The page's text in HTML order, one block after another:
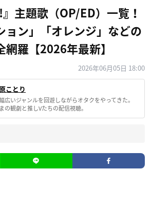
』主題歌（OP/ED）一覧！
ョン」「オレンジ」などの
網羅【2026年最新】
2026年06月05日 18:00
ことり
広いジャンルを回遊しながらオタクをやってきた。
の観劇と推しVたちの配信視聴。